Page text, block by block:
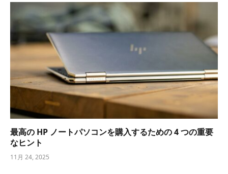
最高の HP ノートパソコンを購入するための 4 つの重要
なヒント
11月 24, 2025